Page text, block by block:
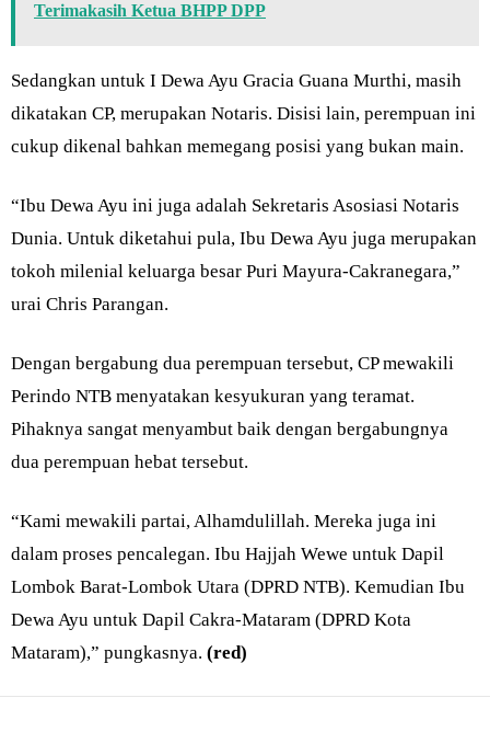
Terimakasih Ketua BHPP DPP
Sedangkan untuk I Dewa Ayu Gracia Guana Murthi, masih
dikatakan CP, merupakan Notaris. Disisi lain, perempuan ini
cukup dikenal bahkan memegang posisi yang bukan main.
“Ibu Dewa Ayu ini juga adalah Sekretaris Asosiasi Notaris
Dunia. Untuk diketahui pula, Ibu Dewa Ayu juga merupakan
tokoh milenial keluarga besar Puri Mayura-Cakranegara,”
urai Chris Parangan.
Dengan bergabung dua perempuan tersebut, CP mewakili
Perindo NTB menyatakan kesyukuran yang teramat.
Pihaknya sangat menyambut baik dengan bergabungnya
dua perempuan hebat tersebut.
“Kami mewakili partai, Alhamdulillah. Mereka juga ini
dalam proses pencalegan. Ibu Hajjah Wewe untuk Dapil
Lombok Barat-Lombok Utara (DPRD NTB). Kemudian Ibu
Dewa Ayu untuk Dapil Cakra-Mataram (DPRD Kota
Mataram),” pungkasnya. (red)